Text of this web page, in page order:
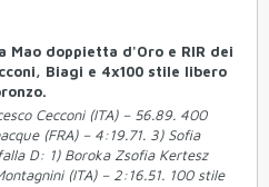
Mao doppietta d'Oro e RIR dei
Biagi e 4x100 stile libero
Cecconi (ITA) – 56.89. 400
(FRA) – 4:19.71. 3) Sofia
D: 1) Boroka Zsofia Kertesz
(ITA) – 2:16.51. 100 stile